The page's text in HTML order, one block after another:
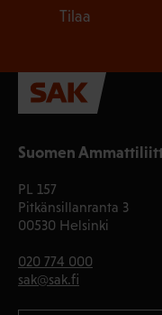
Suomen
PL 157
Pitkänsillanranta 3
00530 Helsinki
020 774 000
sak@sak.fi
Tilaa